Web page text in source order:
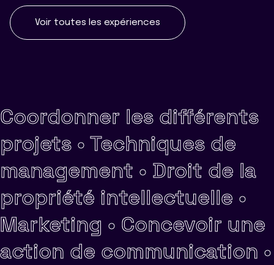
Voir toutes les expériences
Coordonner les différents
projets • Techniques de
management • Droit de la
propriété intellectuelle •
Marketing • Concevoir une
action de communication •